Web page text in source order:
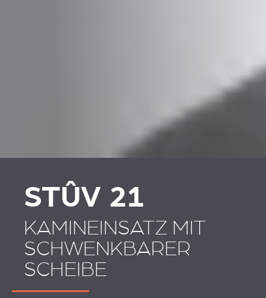
STÛV 21
KAMINEINSATZ MIT
SCHWENKBARER
SCHEIBE
ZUBERHÖRTEIL